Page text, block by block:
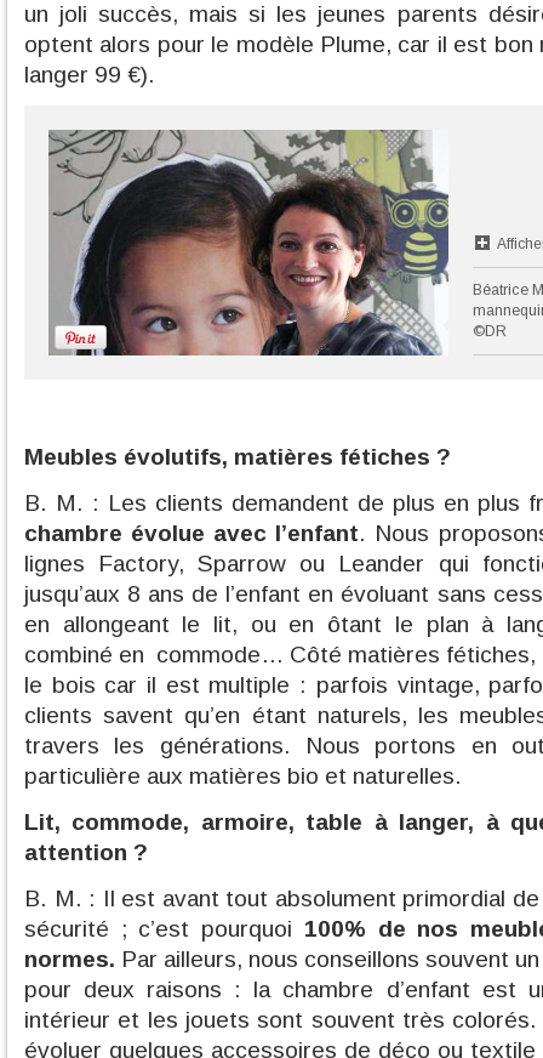
un joli succès, mais si les jeunes parents
optent alors pour le modèle Plume, car il est bon
langer 99 €).
Béatrice
©DR
Meubles évolutifs, matières fétiches ?
B. M. : Les clients demandent de plus en plus
chambre évolue avec l’enfant. Nous
lignes Factory, Sparrow ou Leander qui
jusqu’aux 8 ans de l’enfant en évoluant sans
en allongeant le lit, ou en ôtant le plan à
combiné en commode… Côté matières fétiches,
le bois car il est multiple : parfois vintage,
clients savent qu’en étant naturels, les
travers les générations. Nous portons en
particulière aux matières bio et naturelles.
Lit, commode, armoire, table à langer, à
attention ?
B. M. : Il est avant tout absolument primordial
sécurité ; c’est pourquoi 100% de nos
normes. Par ailleurs, nous conseillons souvent
pour deux raisons : la chambre d’enfant est
intérieur et les jouets sont souvent très
évoluer quelques accessoires de déco ou